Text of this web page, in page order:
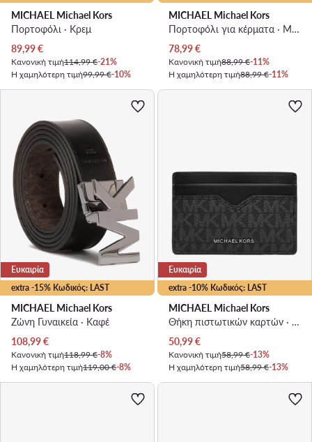
MICHAEL Michael Kors
Πορτοφόλι · Κρεμ
Τρέχουσα τιμή
89,99€
Κανονική τιμή114,99 €-21%
Η χαμηλότερη τιμή99,99 €-10%
MICHAEL Michael Kors
Πορτοφόλι για κέρματα · Μαύρο
Τρέχουσα τιμή
78,99€
Κανονική τιμή88,99 €-11%
Η χαμηλότερη τιμή88,99 €-11%
extra -15% Κωδικός: LAST
Ευκαιρία
MICHAEL Michael Kors
Ζώνη Γυναικεία · Καφέ
Τρέχουσα τιμή
108,99€
Κανονική τιμή118,99 €-8%
Η χαμηλότερη τιμή119,00 €-8%
extra -10% Κωδικός: LAST
Ευκαιρία
MICHAEL Michael Kors
Θήκη πιστωτικών καρτών · Μαύρο
Τρέχουσα τιμή
50,99€
Κανονική τιμή58,99 €-13%
Η χαμηλότερη τιμή58,99 €-13%